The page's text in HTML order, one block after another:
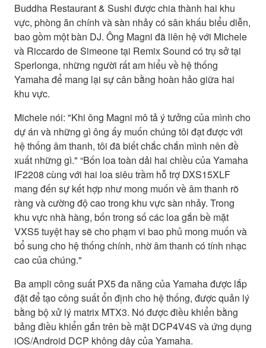
Buddha Restaurant & Sushi được chia thành hai khu
vực, phòng ăn chính và sàn nhảy có sân khấu biểu diễn,
bao gồm một bàn DJ. Ông Magni đã liên hệ với Michele
và Riccardo de Simeone tại Remix Sound có trụ sở tại
Sperlonga, những người rất am hiểu về hệ thống
Yamaha để mang lại sự cân bằng hoàn hảo giữa hai
khu vực.
Michele nói: "Khi ông Magni mô tả ý tưởng của mình cho
dự án và những gì ông ấy muốn chúng tôi đạt được với
hệ thống âm thanh, tôi đã biết chắc chắn mình nên đề
xuất những gì." “Bốn loa toàn dải hai chiều của Yamaha
IF2208 cùng với hai loa siêu trầm hỗ trợ DXS15XLF
mang đến sự kết hợp như mong muốn về âm thanh rõ
ràng và cường độ cao trong khu vực sàn nhảy. Trong
khu vực nhà hàng, bốn trong số các loa gắn bề mặt
VXS5 tuyệt hay sẽ cho phạm vi bao phủ mong muốn và
bổ sung cho hệ thống chính, nhờ âm thanh có tính nhạc
cao của chúng."
Ba ampli công suất PX5 đa năng của Yamaha được lắp
đặt để tạo công suất ổn định cho hệ thống, được quản lý
bằng bộ xử lý matrix MTX3. Nó được điều khiển bằng
bảng điều khiển gắn trên bề mặt DCP4V4S và ứng dụng
iOS/Android DCP không dây của Yamaha.